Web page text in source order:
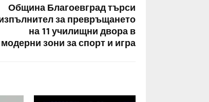
Община Благоевград търси
за превръщането
на 11 училищни двора в
модерни зони за спорт и игра